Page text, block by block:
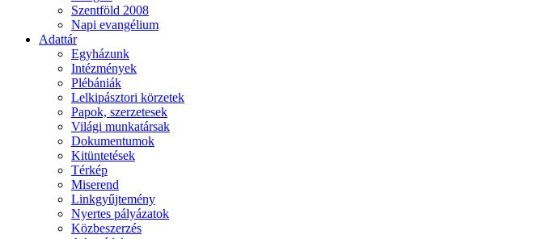
Szentföld 2008
Napi evangélium
Adattár
Egyházunk
Intézmények
Plébániák
Lelkipásztori körzetek
Papok, szerzetesek
Világi munkatársak
Dokumentumok
Kitüntetések
Térkép
Miserend
Linkgyűjtemény
Nyertes pályázatok
Közbeszerzés